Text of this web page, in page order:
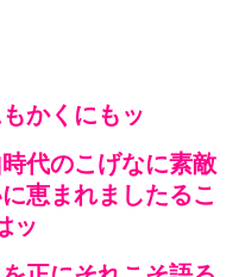
かくにもッ
代のこげなに素敵
恵まれましたるこ
ッ